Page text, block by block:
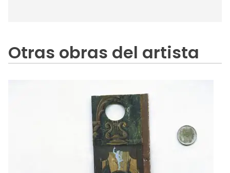
Otras obras del artista